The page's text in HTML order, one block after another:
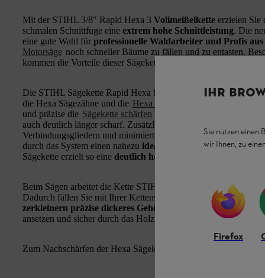
Mit der STIHL 3/8" Rapid Hexa 3 Vollmeißelkette erzielen Sie
schmalen Schnittfuge eine extrem hohe Schnittleistung. Die
eine gute Wahl für professionelle Waldarbeiter und Profis
Motorsäge noch schneller Bäume zu fällen und zu entasten.
kommen die Vorteile dieser Sägekette deutlich zum Tragen.
Die STIHL Sägekette Rapid Hexa basiert auf dem patentierten
die Hexa Sägezähne und die Hexa Feile
und präzise die Sägekette schärfen
auch deutlich länger scharf. Zusätzlich verhindert das HEXA
Verbindungsgliedern und minimiert die Gefahr von reißenden
durch das System einen nahezu idealen Schärfwinkel beim
Sägekette erzielt so eine deutlich höherer Lebens- und
Beim Sägen arbeitet die Kette STIHL Rapid HEXA 3 mit
Dadurch fällen Sie mit Ihrer Kettensäge, wie zum Beispiel der
zerkleinern präzise dickeres Gehölz
geringen
ansetzen und sicher durch das Holz führen.
Zum Nachschärfen der Hexa Sägekette kann nur die Hexa Feile
IHR
Sie nutzen einen
wir Ihnen, zu
Firefox